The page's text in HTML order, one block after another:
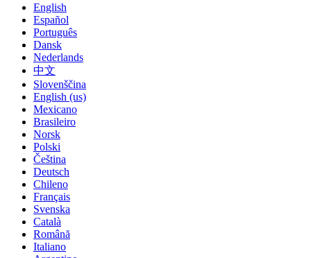
English
Español
Português
Dansk
Nederlands
中文
Slovenščina
English (us)
Mexicano
Brasileiro
Norsk
Polski
Čeština
Deutsch
Chileno
Français
Svenska
Català
Română
Italiano